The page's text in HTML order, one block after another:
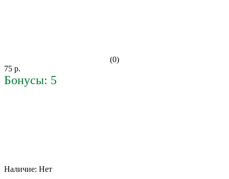
(0)
75 р.
Бонусы: 5
Наличие: Нет